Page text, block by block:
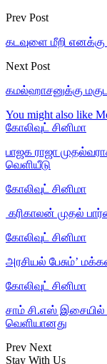
Prev Post
கடவுளை மீறி எனக்கு
Next Post
கமல்ஹாசனுக்கு
You might also like
கோலிவுட் சினிமா
பாஜக ராஜா
வெளியீடு
கோலிவுட் சினிமா
கரிகாலன் முதல்
கோலிவுட் சினிமா
அரசியல் பேசும்’
கோலிவுட் சினிமா
சாம் சி.எஸ் இசையில்
வெளியானது
Prev Next
Stay With Us